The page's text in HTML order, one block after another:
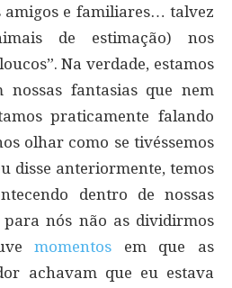
amigos e familiares… talvez
de estimação) nos
Na verdade, estamos
nossas fantasias que nem
praticamente falando
olhar como se tivéssemos
disse anteriormente, temos
dentro de nossas
nós não as dividirmos
momentos em que as
achavam que eu estava